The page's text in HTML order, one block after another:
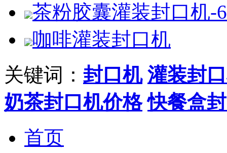
茶粉胶囊灌装封口机-
咖啡灌装封口机
关键词： 封口机 灌装封
奶茶封口机价格 快餐盒
首页